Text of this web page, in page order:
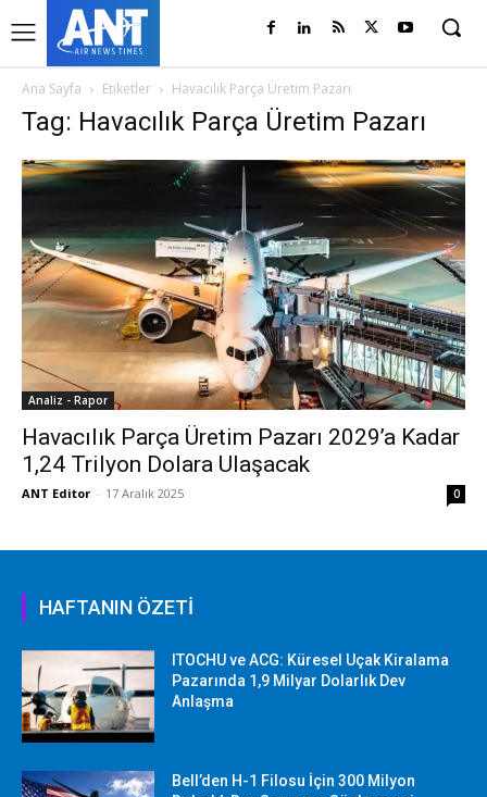
Ana Sayfa Etiketler Havacılık Parça Üretim Pazarı
Tag: Havacılık Parça Üretim Pazarı
Analiz - Rapor
Havacılık Parça Üretim Pazarı 2029’a Kadar
1,24 Trilyon Dolara Ulaşacak
ANT Editor - 17 Aralık 2025 0
HAFTANIN ÖZETİ
ITOCHU ve ACG: Küresel Uçak Kiralama
Pazarında 1,9 Milyar Dolarlık Dev
Anlaşma
Bell’den H-1 Filosu İçin 300 Milyon